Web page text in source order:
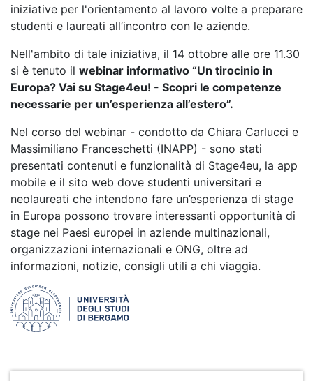
iniziative per l'orientamento al lavoro volte a preparare
studenti e laureati all’incontro con le aziende.
Nell'ambito di tale iniziativa, il 14 ottobre alle ore 11.30
si è tenuto il webinar informativo “Un tirocinio in
Europa? Vai su Stage4eu! - Scopri le competenze
necessarie per un’esperienza all’estero”.
Nel corso del webinar - condotto da Chiara Carlucci e
Massimiliano Franceschetti (INAPP) - sono stati
presentati contenuti e funzionalità di Stage4eu, la app
mobile e il sito web dove studenti universitari e
neolaureati che intendono fare un’esperienza di stage
in Europa possono trovare interessanti opportunità di
stage nei Paesi europei in aziende multinazionali,
organizzazioni internazionali e ONG, oltre ad
informazioni, notizie, consigli utili a chi viaggia.